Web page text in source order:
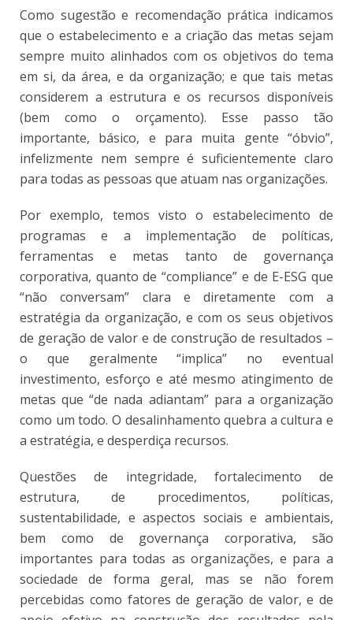
Como sugestão e recomendação prática indicamos
que o estabelecimento e a criação das metas sejam
sempre muito alinhados com os objetivos do tema
em si, da área, e da organização; e que tais metas
considerem a estrutura e os recursos disponíveis
(bem como o orçamento). Esse passo tão
importante, básico, e para muita gente “óbvio”,
infelizmente nem sempre é suficientemente claro
para todas as pessoas que atuam nas organizações.
Por exemplo, temos visto o estabelecimento de
programas e a implementação de políticas,
ferramentas e metas tanto de governança
corporativa, quanto de “compliance” e de E-ESG que
“não conversam” clara e diretamente com a
estratégia da organização, e com os seus objetivos
de geração de valor e de construção de resultados –
o que geralmente “implica” no eventual
investimento, esforço e até mesmo atingimento de
metas que “de nada adiantam” para a organização
como um todo. O desalinhamento quebra a cultura e
a estratégia, e desperdiça recursos.
Questões de integridade, fortalecimento de
estrutura, de procedimentos, políticas,
sustentabilidade, e aspectos sociais e ambientais,
bem como de governança corporativa, são
importantes para todas as organizações, e para a
sociedade de forma geral, mas se não forem
percebidas como fatores de geração de valor, e de